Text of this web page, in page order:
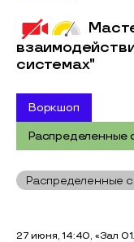
системах"
Воркшоп
Распределенные
Распределенные
27 июня, 14:40, «Зал